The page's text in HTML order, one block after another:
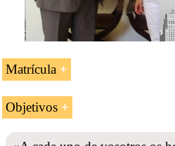
Instituciones islámicas
Espacio Económico
Fondos árabes para el
Matrícula
Créditos: 15
Objetivos
Conocer los pilares del